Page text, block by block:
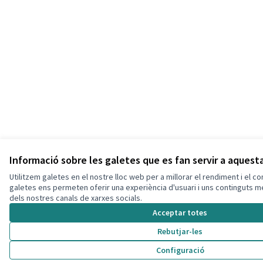
Informació sobre les galetes que es fan servir a
Utilitzem galetes en el nostre lloc web per a millorar el rendiment i el
galetes ens permeten oferir una experiència d'usuari i uns continguts
dels nostres canals de xarxes socials.
Acceptar totes
Rebutjar-les
Configuració